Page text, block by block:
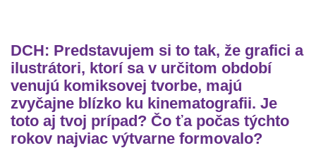
DCH: Predstavujem si to tak, že grafici a
ilustrátori, ktorí sa v určitom období
venujú komiksovej tvorbe, majú
zvyčajne blízko ku kinematografii. Je
toto aj tvoj prípad? Čo ťa počas týchto
rokov najviac výtvarne formovalo?